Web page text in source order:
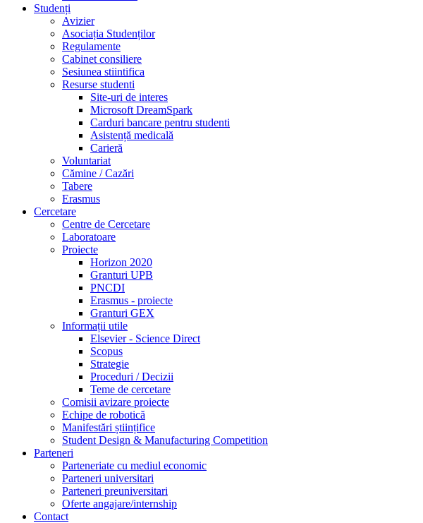
Studenți
Avizier
Asociația Studenților
Regulamente
Cabinet consiliere
Sesiunea stiintifica
Resurse studenti
Site-uri de interes
Microsoft DreamSpark
Carduri bancare pentru studenti
Asistență medicală
Carieră
Voluntariat
Cămine / Cazări
Tabere
Erasmus
Cercetare
Centre de Cercetare
Laboratoare
Proiecte
Horizon 2020
Granturi UPB
PNCDI
Erasmus - proiecte
Granturi GEX
Informații utile
Elsevier - Science Direct
Scopus
Strategie
Proceduri / Decizii
Teme de cercetare
Comisii avizare proiecte
Echipe de robotică
Manifestări științifice
Student Design & Manufacturing Competition
Parteneri
Parteneriate cu mediul economic
Parteneri universitari
Parteneri preuniversitari
Oferte angajare/internship
Contact